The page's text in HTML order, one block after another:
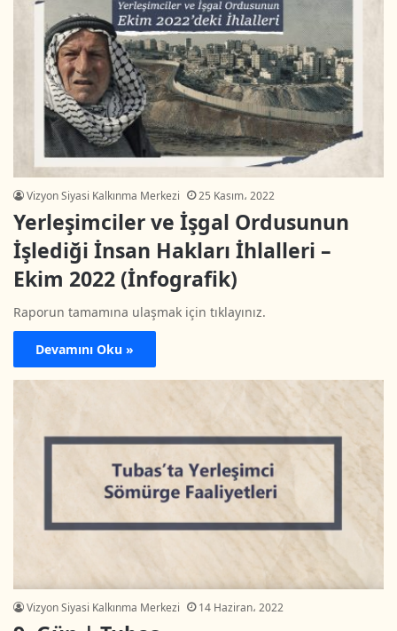
Vizyon Siyasi Kalkınma Merkezi 25 Kasım، 2022
Yerleşimciler ve İşgal Ordusunun
İşlediği İnsan Hakları İhlalleri –
Ekim 2022 (İnfografik)
Raporun tamamına ulaşmak için tıklayınız.
Devamını Oku »
Vizyon Siyasi Kalkınma Merkezi 14 Haziran، 2022